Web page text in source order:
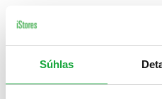
Súhlas